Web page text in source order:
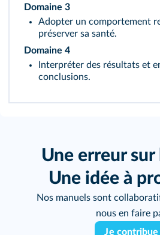
Domaine 3
Adopter un comportement
préserver sa santé.
Domaine 4
Interpréter des résultats et
conclusions.
Une erreur sur
Une idée à
Nos manuels sont
nous en faire
Je contribue